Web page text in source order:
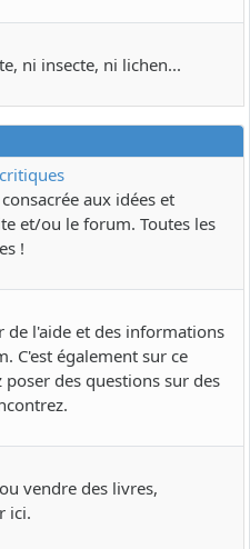
ni insecte, ni lichen...
aux idées et
et/ou le forum. Toutes les
!
de l'aide et des informations
C'est également sur ce
des questions sur des
vendre des livres,
ici.